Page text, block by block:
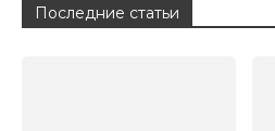
Последние статьи